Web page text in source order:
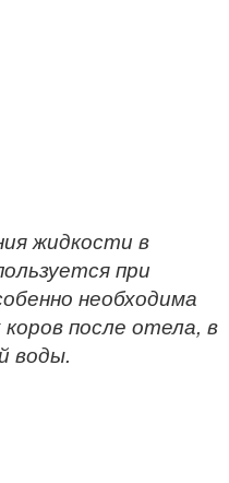
жидкости в
при
необходима
после отела, в
воды.